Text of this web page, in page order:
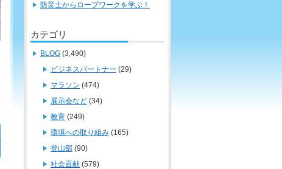
防災士からロープワークを学ぶ！
カテゴリ
BLOG (3,490)
ビジネスパートナー (29)
マラソン (474)
展示会など (34)
教育 (249)
環境への取り組み (165)
登山部 (90)
社会貢献 (579)